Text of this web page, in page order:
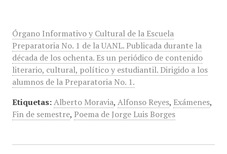
Órgano Informativo y Cultural de la Escuela
Preparatoria No. 1 de la UANL. Publicada durante la
década de los ochenta. Es un periódico de contenido
literario, cultural, político y estudiantil. Dirigido a los
alumnos de la Preparatoria No. 1.
Etiquetas: Alberto Moravia, Alfonso Reyes, Exámenes,
Fin de semestre, Poema de Jorge Luis Borges